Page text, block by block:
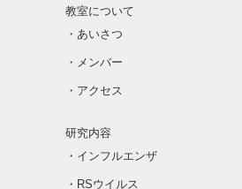
教室について
・あいさつ
・メンバー
・アクセス
研究内容
・インフルエンザ
・RSウイルス